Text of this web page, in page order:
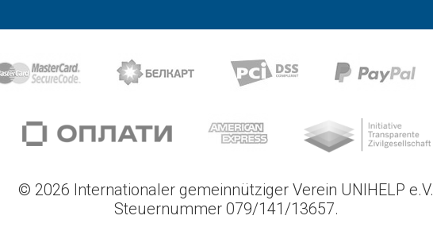
© 2026 Internationaler gemeinnütziger Verein UNIHELP e.V.
Steuernummer 079/141/13657.